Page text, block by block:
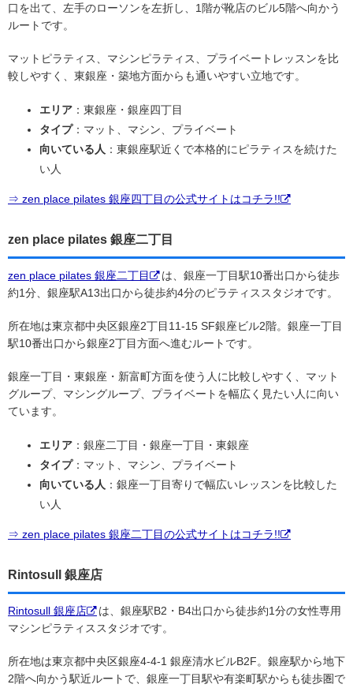
口を出て、左手のローソンを左折し、1階が靴店のビル5階へ向かう
ルートです。
マットピラティス、マシンピラティス、プライベートレッスンを比
較しやすく、東銀座・築地方面からも通いやすい立地です。
エリア ：東銀座・銀座四丁目
タイプ：マット、マシン、プライベート
向いている人 ：東銀座駅近くで本格的にピラティスを続けた
い人
⇒ zen place pilates 銀座四丁目の公式サイトはコチラ!!
zen place pilates 銀座二丁目
zen place pilates 銀座二丁目
は、銀座一丁目駅10番出口から徒歩
約1分、銀座駅A13出口から徒歩約4分のピラティススタジオです。
所在地は東京都中央区銀座2丁目11-15 SF銀座ビル2階。銀座一丁目
駅10番出口から銀座2丁目方面へ進むルートです。
銀座一丁目・東銀座・新富町方面を使う人に比較しやすく、マット
グループ、マシングループ、プライベートを幅広く見たい人に向い
ています。
エリア ：銀座二丁目・銀座一丁目・東銀座
タイプ：マット、マシン、プライベート
向いている人 ：銀座一丁目寄りで幅広いレッスンを比較した
い人
⇒ zen place pilates 銀座二丁目の公式サイトはコチラ!!
Rintosull 銀座店
Rintosull 銀座店
は、銀座駅B2・B4出口から徒歩約1分の女性専用
マシンピラティススタジオです。
所在地は東京都中央区銀座4-4-1 銀座清水ビルB2F。銀座駅から地下
2階へ向かう駅近ルートで、銀座一丁目駅や有楽町駅からも徒歩圏で